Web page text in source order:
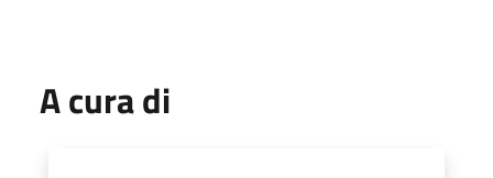
A cura di